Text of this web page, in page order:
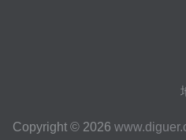
Copyright © 2026